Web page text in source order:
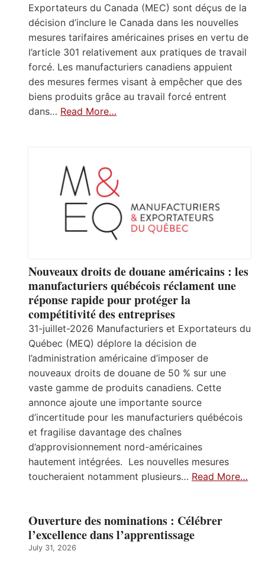
Exportateurs du Canada (MEC) sont déçus de la
décision d’inclure le Canada dans les nouvelles
mesures tarifaires américaines prises en vertu de
l’article 301 relativement aux pratiques de travail
forcé. Les manufacturiers canadiens appuient
des mesures fermes visant à empêcher que des
biens produits grâce au travail forcé entrent
dans… Read More…
Nouveaux droits de douane américains : les
manufacturiers québécois réclament une
réponse rapide pour protéger la
compétitivité des entreprises
31-juillet-2026 Manufacturiers et Exportateurs du
Québec (MEQ) déplore la décision de
l’administration américaine d’imposer de
nouveaux droits de douane de 50 % sur une
vaste gamme de produits canadiens. Cette
annonce ajoute une importante source
d’incertitude pour les manufacturiers québécois
et fragilise davantage des chaînes
d’approvisionnement nord-américaines
hautement intégrées. Les nouvelles mesures
toucheraient notamment plusieurs… Read More…
Ouverture des nominations : Célébrer
l’excellence dans l’apprentissage
July 31, 2026